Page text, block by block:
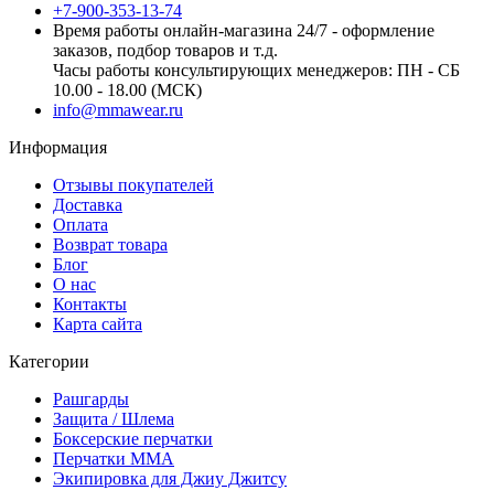
+7-900-353-13-74
Время работы онлайн-магазина 24/7 - оформление
заказов, подбор товаров и т.д.
Часы работы консультирующих менеджеров: ПН - СБ
10.00 - 18.00 (МСК)
info@mmawear.ru
Информация
Отзывы покупателей
Доставка
Оплата
Возврат товара
Блог
О нас
Контакты
Карта сайта
Категории
Рашгарды
Защита / Шлема
Боксерские перчатки
Перчатки ММА
Экипировка для Джиу Джитсу